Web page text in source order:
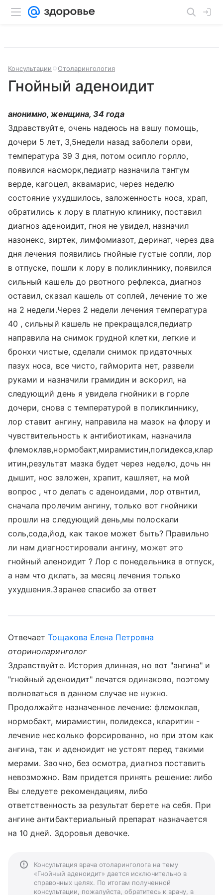
Консультации Отоларингология
Гнойный аденоидит
анонимно, женщина, 34 года
Здравствуйте, очень надеюсь на вашу помощь,
дочери 5 лет, 3,5недели назад заболели орви,
температура 39 3 дня, потом осипло горлло,
появился насморк,педиатр назначила тантум
верде, кагоцел, аквамарис, через неделю
состояние ухудшилось, заложенность носа, храп,
обратились к лору в платную клинику, поставил
диагноз аденоидит, гноя не увидел, назначил
назонекс, зиртек, лимфомиазот, деринат, через два
дня лечения появились гнойные густые сопли, лор
в отпуске, пошли к лору в поликлиннику, появился
сильный кашель до рвотного рефлекса, диагноз
оставил, сказал кашель от соплей, лечение то же
на 2 недели.Через 2 недели лечения температура
40 , сильный кашель не прекращался,педиатр
направила на снимок грудной клетки, легкие и
бронхи чистые, сделали снимок придаточных
пазух носа, все чисто, гайморита нет, развели
руками и назначили грамидин и аскорил, на
следующий день я увидела гнойники в горле
дочери, снова с температурой в поликлиннику,
лор ставит ангину, направила на мазок на флору и
чувствительность к антибиотикам, назначила
флемоклав,нормобакт,мирамистин,полидекса,клар
итин,результат мазка будет через неделю, дочь нн
дышит, нос заложен, храпит, кашляет, на мой
вопрос , что делать с аденоидами, лор отвнтил,
сначала пролечим ангину, только вот гнойники
прошли на следующий день,мы полоскали
соль,сода,йод, как такое может быть? Правильно
ли нам диагностировали ангину, может это
гнойный аленоидит ? Лор с понедельника в отпуск,
а нам что дклать, за месяц лечения только
ухудшения.Заранее спасибо за ответ
ОтвечаетТощакова Елена Петровна
оториноларинголог
Здравствуйте. История длинная, но вот "ангина" и
"гнойный аденоидит" лечатся одинаково, поэтому
волноваться в данном случае не нужно.
Продолжайте назначенное лечение: флемоклав,
нормобакт, мирамистин, полидекса, кларитин -
лечение несколько форсированно, но при этом как
ангина, так и аденоидит не устоят перед такими
мерами. Заочно, без осмотра, диагноз поставить
невозможно. Вам придется принять решение: либо
Вы следуете рекомендациям, либо
ответственность за результат берете на себя. При
ангине антибактериальный препарат назначается
на 10 дней. Здоровья девочке.
Консультация врача отоларинголога на тему
«Гнойный аденоидит» дается исключительно в
справочных целях. По итогам полученной
консультации, пожалуйста, обратитесь к врачу, в